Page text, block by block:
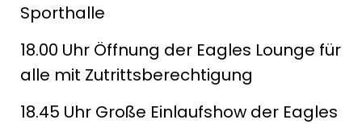
Sporthalle
18.00 Uhr Öffnung der Eagles Lounge für
alle mit Zutrittsberechtigung
18.45 Uhr Große Einlaufshow der Eagles